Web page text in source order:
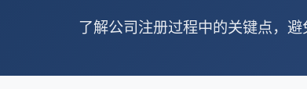
了解公司注册过程中的关键点，